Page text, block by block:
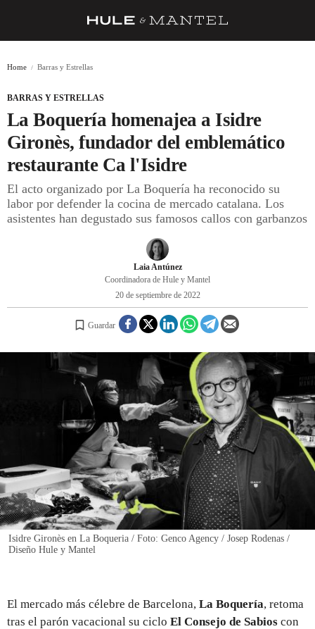
BARRAS Y ESTRELLAS
DÓNDE COMER
ÍDOLOS DE MESAS
CUADERNO DE VIAJE
REGISTRO
INICIAR SESIÓN
Home Barras y Estrellas
BARRAS Y ESTRELLAS
La Boquería homenajea a Isidre
Gironès, fundador del emblemático
restaurante Ca l'Isidre
El acto organizado por La Boquería ha reconocido su
labor por defender la cocina de mercado catalana. Los
asistentes han degustado sus famosos callos con garbanzos
Laia Antúnez
Coordinadora de Hule y Mantel
20 de septiembre de 2022
Guardar
Isidre Gironès en La Boqueria / Foto: Genco Agency / Josep Rodenas /
Diseño Hule y Mantel
El mercado más célebre de Barcelona, La Boquería, retoma
tras el parón vacacional su ciclo El Consejo de Sabios con